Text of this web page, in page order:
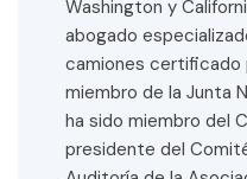
Washington y
abogado
camiones certificado
miembro de la Junta
ha sido miembro del
presidente del